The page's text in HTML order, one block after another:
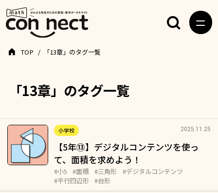
「13章」のタグ一覧
TOP 「13章」のタグ一覧
小学校 2025.11.25
【5年⑬】デジタルコンテンツを使っ
て、面積を求めよう！
#小5 #面積 #三角形
#デジタルコンテンツ
#平行四辺形
#台形